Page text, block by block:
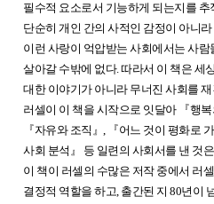
필수적 요소로서 기능하게 되는지를
단순히 개인 간의 사적인 감정이 아니
이런 사랑이 억압받는 사회에서는 사
살아갈 수밖에 없다. 따라서 이 책은 세
대한 이야기가 아니라 무너진 사회를
러셀이 이 책을 시작으로 잇달아 『행
『자유와 조직』, 『어느 것이 평화로
사회 분석』 등 일련의 사회서를 낸 것
이 책이 러셀의 수많은 저작 중에서 러
결정적 역할을 하고, 출간된 지 80년이